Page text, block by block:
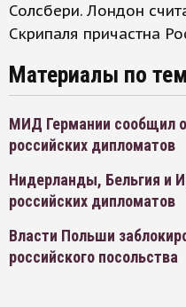
Солсбери. Лондон
Скрипаля причастна
Материалы по
МИД Германии сообщил
российских дипломатов
Нидерланды, Бельгия и
российских дипломатов
Власти Польши
российского посольства